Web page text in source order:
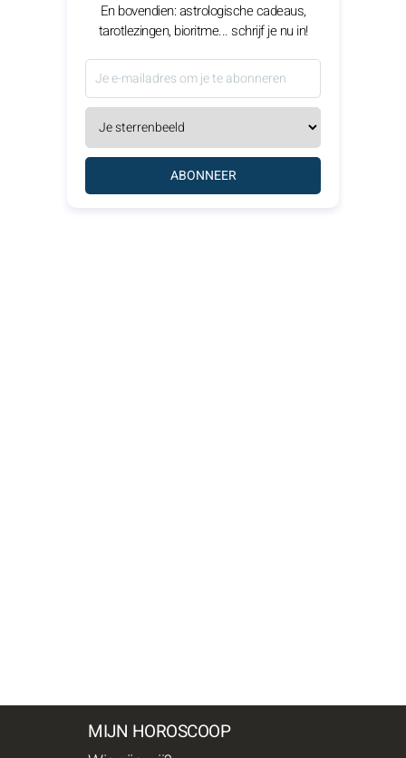
En bovendien: astrologische cadeaus,
tarotlezingen, bioritme... schrijf je nu in!
ABONNEER
MIJN HOROSCOOP